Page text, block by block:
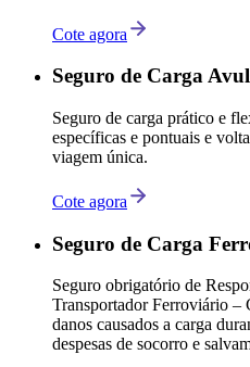
Cote agora
Seguro de Carga
Seguro de carga prático e
específicas e pontuais e
viagem única.
Cote agora
Seguro de Carga
Seguro obrigatório de
Transportador Ferroviário –
danos causados a carga
despesas de socorro e